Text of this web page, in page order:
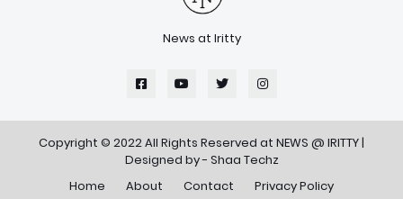
News at Iritty
Copyright © 2022 All Rights Reserved at NEWS @ IRITTY|
Designed by - Shaa Techz
Home
About Contact Privacy Policy